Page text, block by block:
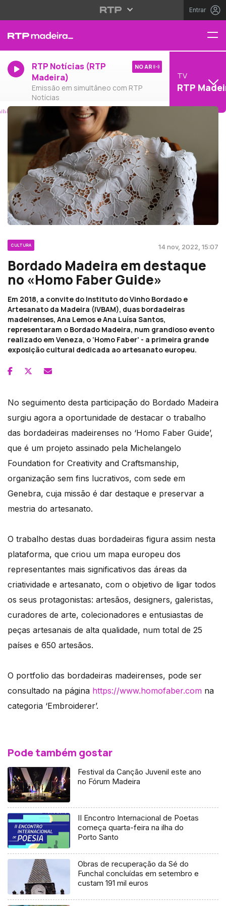
Entrar
RTP Notícias (RTP
Madeira)
Emissão em simultâneo com RTP
Notícias
NO AR
TV
RTP
CULTURA 14 nov, 2022, 15:07
Bordado Madeira em destaque
no «Homo Faber Guide»
Em 2018, a convite do Instituto do Vinho Bordado e
Artesanato da Madeira (IVBAM), duas bordadeiras
madeirenses, Ana Lemos e Ana Luísa Santos,
representaram o Bordado Madeira, num grandioso evento
realizado em Veneza, o ‘Homo Faber’ - a primeira grande
exposição cultural dedicada ao artesanato europeu.
No seguimento desta participação do Bordado Madeira
surgiu agora a oportunidade de destacar o trabalho
das bordadeiras madeirenses no ‘Homo Faber Guide’,
que é um projeto assinado pela Michelangelo
Foundation for Creativity and Craftsmanship,
organização sem fins lucrativos, com sede em
Genebra, cuja missão é dar destaque e preservar a
mestria do artesanato.
O trabalho destas duas bordadeiras figura assim nesta
plataforma, que criou um mapa europeu dos
representantes mais significativos das áreas da
criatividade e artesanato, com o objetivo de ligar todos
os seus protagonistas: artesãos, designers, galeristas,
curadores de arte, colecionadores e entusiastas de
peças artesanais de alta qualidade, num total de 25
países e 650 artesãos.
O portfolio das bordadeiras madeirenses, pode ser
consultado na página https://www.homofaber.com na
categoria ‘Embroiderer’.
Pode também gostar
Festival da Canção Juvenil este ano
no Fórum Madeira
II Encontro Internacional de Poetas
começa quarta-feira na ilha do
Porto Santo
Obras de recuperação da Sé do
Funchal concluídas em setembro e
custam 191 mil euros